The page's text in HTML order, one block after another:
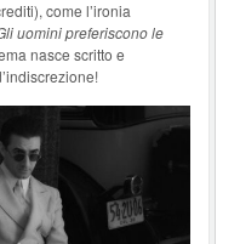
come l’ironia
uomini preferiscono le
nasce scritto e